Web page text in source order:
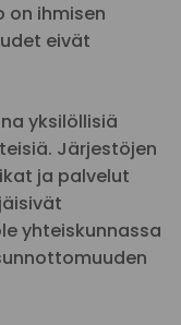
on ihmisen
eivät
yksilöllisiä
Järjestöjen
ja palvelut
yhteiskunnassa